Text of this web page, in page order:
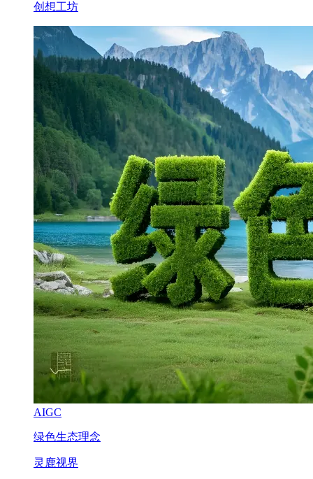
创想工坊
AIGC
绿色生态理念
灵鹿视界